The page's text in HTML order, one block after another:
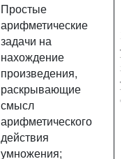
Простые
арифметические
задачи на
нахождение
произведения,
раскрывающие
смысл
арифметического
действия
умножения;